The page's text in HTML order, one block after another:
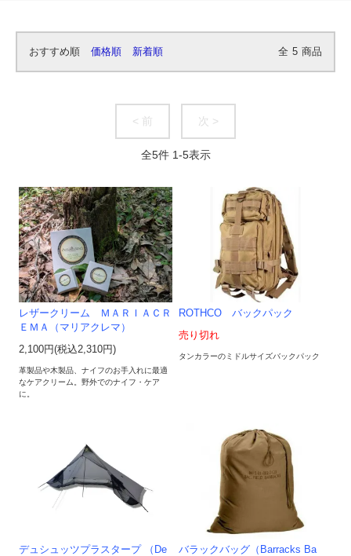
おすすめ順 価格順 新着順 全 5 商品
< 前 次 >
全5件 1-5表示
レザークリーム ＭＡＲＩＡＣＲ
ＥＭＡ（マリアクレマ）
2,100円(税込2,310円)
革製品や木製品、ナイフのお手入れに最適
なケアクリーム。野外でのナイフ・ケア
に。
ROTHCO バックパック
売り切れ
タンカラーのミドルサイズバックパック
デュシュッツプラスタープ （De
バラックバッグ（Barracks Ba